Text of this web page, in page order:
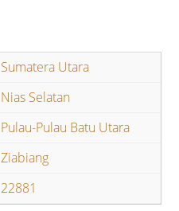
Sumatera Utara
Nias Selatan
Pulau-Pulau Batu Utara
Ziabiang
22881